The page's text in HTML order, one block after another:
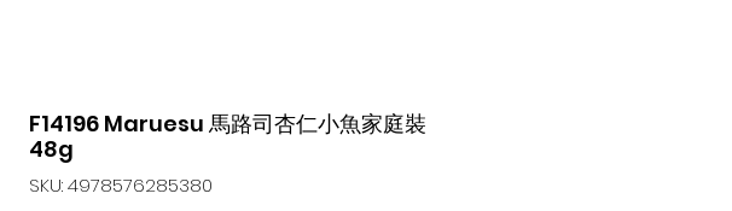
F14196 Maruesu 馬路司杏仁小魚家庭裝
48g
SKU: 4978576285380